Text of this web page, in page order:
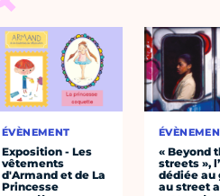
ÉVÈNEMENT
Exposition - Les
vêtements
d'Armand et de La
Princesse
« Beyond
streets »,
dédiée au
au street